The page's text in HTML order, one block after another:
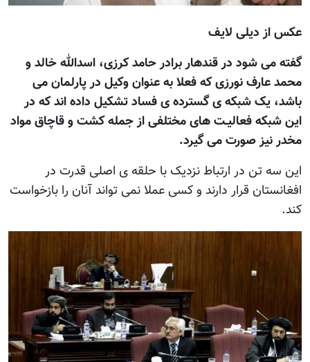
عکس از ديلی لايف
گفته می شود در قندهار برادر حامد کرزی، اسدالله خالد و
محمد عارف نورزی که فعلا به عنوان وکيل در پارلمان می
باشد، يک شبکه ی گسترده ی فساد تشکيل داده اند که در
اين شبکه فعاليـت های مختلفی از جمله کشت و قاچاق مواد
مخدر نيز صورت می گيرد.
اين سه تن در ارتباط نزديک با حلقه ی اصلی قدرت در
افغانستان قرار دارند و کسی عملا نمی تواند آنان را بازخواست
کند.